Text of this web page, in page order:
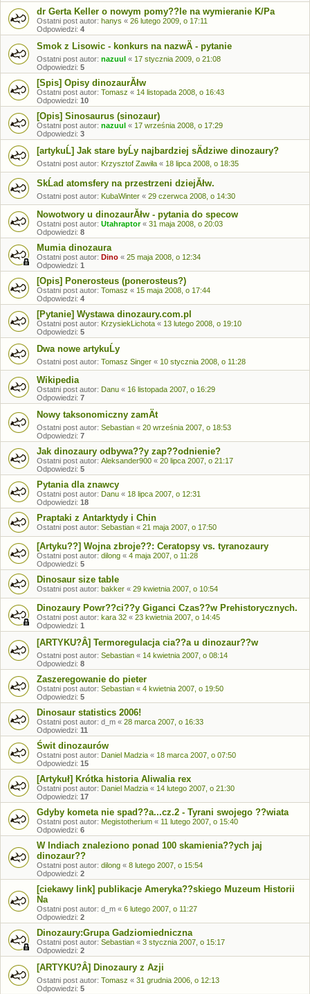
dr Gerta Keller o nowym pomy??le na wymieranie K/Pa
Ostatni post autor: hanys « 26 lutego 2009, o 17:11
Odpowiedzi: 4
Smok z Lisowic - konkurs na nazwÄ - pytanie
Ostatni post autor: nazuul « 17 stycznia 2009, o 21:08
Odpowiedzi: 5
[Spis] Opisy dinozaurĂłw
Ostatni post autor: Tomasz « 14 listopada 2008, o 16:43
Odpowiedzi: 10
[Opis] Sinosaurus (sinozaur)
Ostatni post autor: nazuul « 17 września 2008, o 17:29
Odpowiedzi: 3
[artykuĹ] Jak stare byĹy najbardziej sÄdziwe dinozaury?
Ostatni post autor: Krzysztof Zawiła « 18 lipca 2008, o 18:35
SkĹad atomsfery na przestrzeni dziejĂłw.
Ostatni post autor: KubaWinter « 29 czerwca 2008, o 14:30
Nowotwory u dinozaurĂłw - pytania do specow
Ostatni post autor: Utahraptor« 31 maja 2008, o 20:03
Odpowiedzi: 8
Mumia dinozaura
Ostatni post autor: Dino « 25 maja 2008, o 12:34
Odpowiedzi: 1
[Opis] Ponerosteus (ponerosteus?)
Ostatni post autor: Tomasz « 15 maja 2008, o 17:44
Odpowiedzi: 4
[Pytanie] Wystawa dinozaury.com.pl
Ostatni post autor: KrzysiekLichota « 13 lutego 2008, o 19:10
Odpowiedzi: 5
Dwa nowe artykuĹy
Ostatni post autor: Tomasz Singer « 10 stycznia 2008, o 11:28
Wikipedia
Ostatni post autor: Danu « 16 listopada 2007, o 16:29
Odpowiedzi: 7
Nowy taksonomiczny zamÄt
Ostatni post autor: Sebastian « 20 września 2007, o 18:53
Odpowiedzi: 7
Jak dinozaury odbywa??y zap??odnienie?
Ostatni post autor: Aleksander900 « 20 lipca 2007, o 21:17
Odpowiedzi: 5
Pytania dla znawcy
Ostatni post autor: Danu « 18 lipca 2007, o 12:31
Odpowiedzi: 18
Praptaki z Antarktydy i Chin
Ostatni post autor: Sebastian « 21 maja 2007, o 17:50
[Artyku??] Wojna zbroje??: Ceratopsy vs. tyranozaury
Ostatni post autor: dilong « 4 maja 2007, o 11:28
Odpowiedzi: 5
Dinosaur size table
Ostatni post autor: bakker « 29 kwietnia 2007, o 10:54
Dinozaury Powr??ci??y Giganci Czas??w Prehistorycznych.
Ostatni post autor: kara 32 « 23 kwietnia 2007, o 14:45
Odpowiedzi: 1
[ARTYKU?Â] Termoregulacja cia??a u dinozaur??w
Ostatni post autor: Sebastian « 14 kwietnia 2007, o 08:14
Odpowiedzi: 8
Zaszeregowanie do pieter
Ostatni post autor: Sebastian « 4 kwietnia 2007, o 19:50
Odpowiedzi: 5
Dinosaur statistics 2006!
Ostatni post autor: d_m « 28 marca 2007, o 16:33
Odpowiedzi: 11
Świt dinozaurów
Ostatni post autor: Daniel Madzia « 18 marca 2007, o 07:50
Odpowiedzi: 15
[Artykuł] Krótka historia Aliwalia rex
Ostatni post autor: Daniel Madzia « 14 lutego 2007, o 21:30
Odpowiedzi: 17
Gdyby kometa nie spad??a...cz.2 - Tyrani swojego ??wiata
Ostatni post autor: Megistotherium « 11 lutego 2007, o 15:40
Odpowiedzi: 6
W Indiach znaleziono ponad 100 skamienia??ych jaj
dinozaur??
Ostatni post autor: dilong « 8 lutego 2007, o 15:54
Odpowiedzi: 2
[ciekawy link] publikacje Ameryka??skiego Muzeum Historii
Na
Ostatni post autor: d_m « 6 lutego 2007, o 11:27
Odpowiedzi: 2
Dinozaury:Grupa Gadziomiedniczna
Ostatni post autor: Sebastian « 3 stycznia 2007, o 15:17
Odpowiedzi: 2
[ARTYKU?Â] Dinozaury z Azji
Ostatni post autor: Tomasz « 31 grudnia 2006, o 12:13
Odpowiedzi: 5